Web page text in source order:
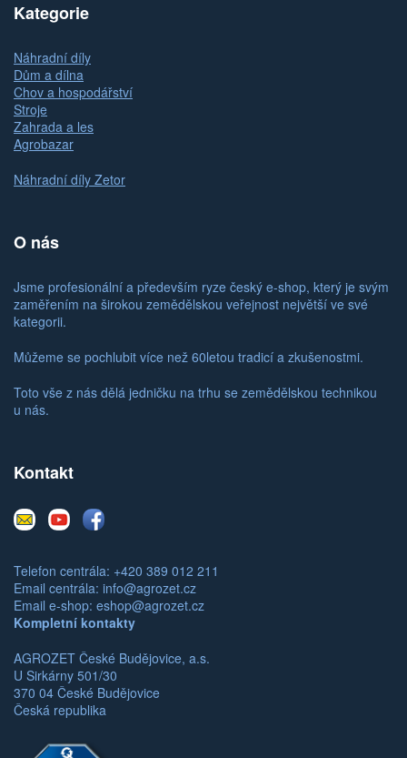
Kategorie
Náhradní díly
Dům a dílna
Chov a hospodářství
Stroje
Zahrada a les
Agrobazar
Náhradní díly Zetor
O nás
Jsme profesionální a především ryze český e-shop, který je svým
zaměřením na širokou zemědělskou veřejnost největší ve své
kategorii.
Můžeme se pochlubit více než 60letou tradicí a zkušenostmi.
Toto vše z nás dělá jedničku na trhu se zemědělskou technikou
u nás.
Kontakt
E-
mail
YoutubeFacebook
Telefon centrála: +420 389 012 211
Email centrála: info@agrozet.cz
Email e-shop: eshop@agrozet.cz
Kompletní kontakty
AGROZET České Budějovice, a.s.
U Sirkárny 501/30
370 04 České Budějovice
Česká republika